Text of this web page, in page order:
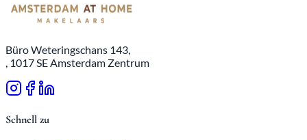
Büro Weteringschans 143,
, 1017 SE Amsterdam Zentrum
Schnell zu